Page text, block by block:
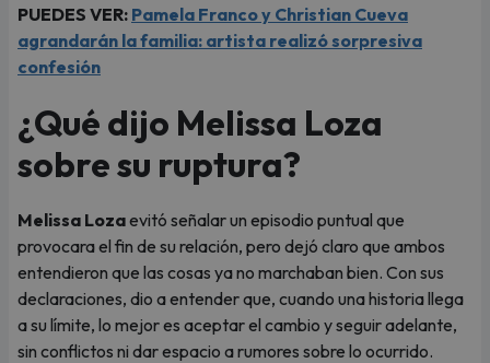
PUEDES VER: Pamela Franco y Christian Cueva
agrandarán la familia: artista realizó sorpresiva
confesión
¿Qué dijo Melissa Loza
sobre su ruptura?
Melissa Lozaevitó señalar un episodio puntual que
provocara el fin de su relación, pero dejó claro que ambos
entendieron que las cosas ya no marchaban bien. Con sus
declaraciones, dio a entender que, cuando una historia llega
a su límite, lo mejor es aceptar el cambio y seguir adelante,
sin conflictos ni dar espacio a rumores sobre lo ocurrido.